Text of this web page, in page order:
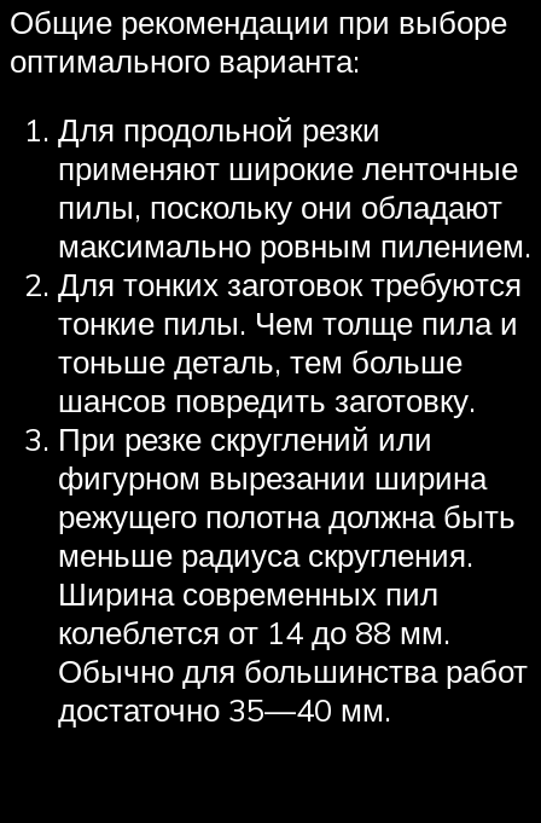
Общие рекомендации при выборе
оптимального варианта:
Для продольной резки
применяют широкие ленточные
пилы, поскольку они обладают
максимально ровным пилением.
Для тонких заготовок требуются
тонкие пилы. Чем толще пила и
тоньше деталь, тем больше
шансов повредить заготовку.
При резке скруглений или
фигурном вырезании ширина
режущего полотна должна быть
меньше радиуса скругления.
Ширина современных пил
колеблется от 14 до 88 мм.
Обычно для большинства работ
достаточно 35—40 мм.